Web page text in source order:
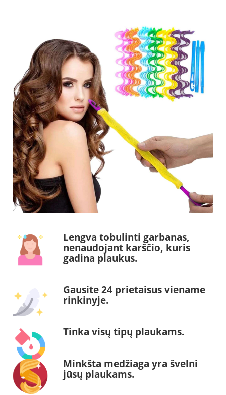
Lengva tobulinti garbanas,
nenaudojant karščio, kuris
gadina plaukus.
Gausite 24 prietaisus viename
rinkinyje.
Tinka visų tipų plaukams.
Minkšta medžiaga yra švelni
jūsų plaukams.